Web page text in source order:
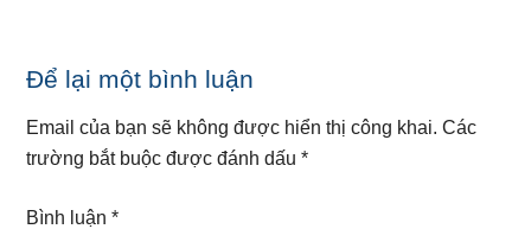
Reader
Interactions
Để lại một bình luận
Email của bạn sẽ không được hiển thị công khai. Các
trường bắt buộc được đánh dấu*
Bình luận*